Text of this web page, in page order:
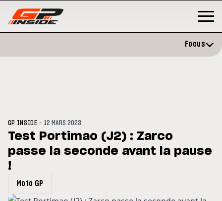
: Horaires et
du GP de Grande-
MOTO GP
Focus
GP INSIDE - 12 MARS 2023
Test Portimao (J2) : Zarco
passe la seconde avant la pause
!
Moto GP